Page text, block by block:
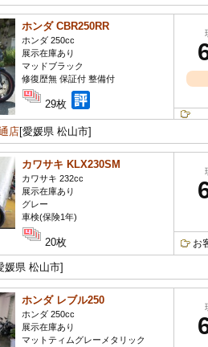
ホンダ CBR250RR
ホンダ 250cc
展示在庫あり
マッドブラック
修復歴無 保証付 整備付
29枚
店[愛媛県 松山市]
カワサキ KLX230SM
カワサキ 232cc
展示在庫あり
グレー
車検(保険1年)
20枚 お
媛県 松山市]
ホンダ レブル250
ホンダ 250cc
展示在庫あり
マットティムグレーメタリック